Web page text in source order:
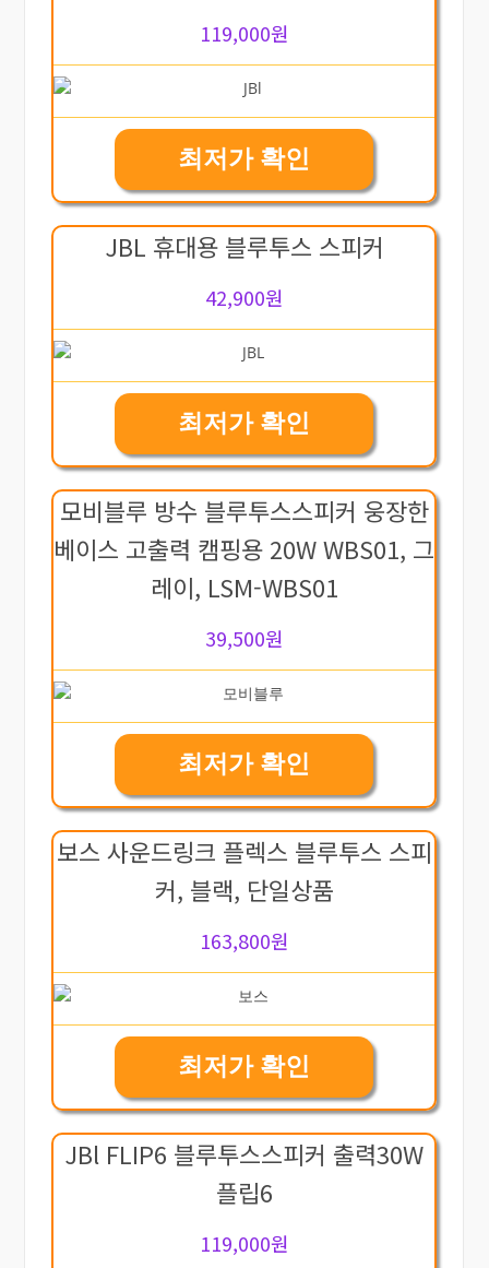
119,000원
최저가 확인
JBL 휴대용 블루투스 스피커
42,900원
최저가 확인
모비블루 방수 블루투스스피커 웅장한
베이스 고출력 캠핑용 20W WBS01, 그
레이, LSM-WBS01
39,500원
최저가 확인
보스 사운드링크 플렉스 블루투스 스피
커, 블랙, 단일상품
163,800원
최저가 확인
JBl FLIP6 블루투스스피커 출력30W
플립6
119,000원